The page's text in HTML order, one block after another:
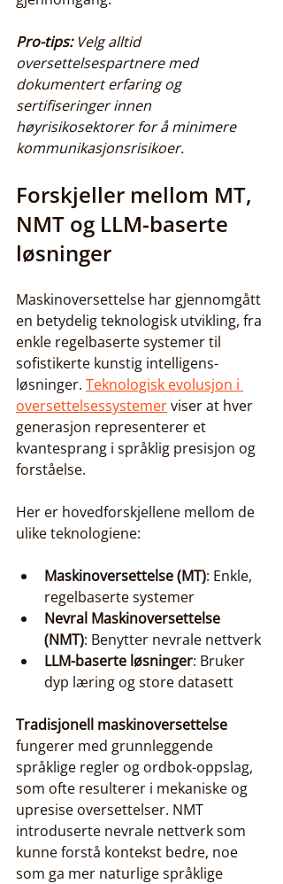
Pro-tips: Velg alltid
oversettelsespartnere med
dokumentert erfaring og
sertifiseringer innen
høyrisikosektorer for å minimere
kommunikasjonsrisikoer.
Forskjeller mellom MT,
NMT og LLM-baserte
løsninger
Maskinoversettelse har gjennomgått
en betydelig teknologisk utvikling, fra
enkle regelbaserte systemer til
sofistikerte kunstig intelligens-
løsninger. Teknologisk evolusjon i
oversettelsessystemer viser at hver
generasjon representerer et
kvantesprang i språklig presisjon og
forståelse.
Her er hovedforskjellene mellom de
ulike teknologiene:
Maskinoversettelse (MT): Enkle,
regelbaserte systemer
Nevral Maskinoversettelse
(NMT): Benytter nevrale nettverk
LLM-baserte løsninger: Bruker
dyp læring og store datasett
Tradisjonell maskinoversettelse
fungerer med grunnleggende
språklige regler og ordbok-oppslag,
som ofte resulterer i mekaniske og
upresise oversettelser. NMT
introduserte nevrale nettverk som
kunne forstå kontekst bedre, noe
som ga mer naturlige språklige